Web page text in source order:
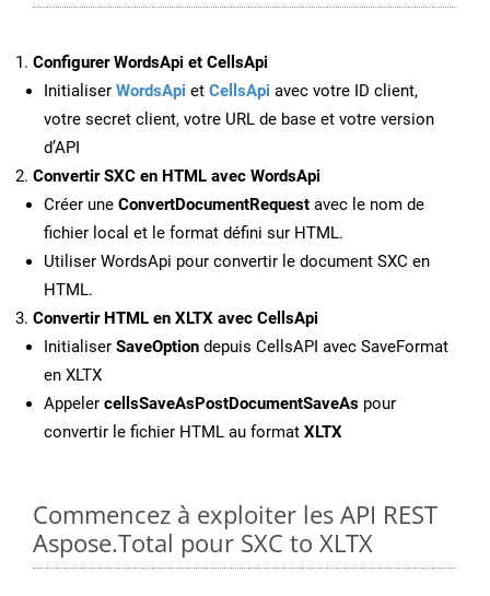
Configurer WordsApi et CellsApi
Initialiser WordsApi et CellsApi avec votre ID client,
votre secret client, votre URL de base et votre version
d’API
Convertir SXC en HTML avec WordsApi
Créer une ConvertDocumentRequest avec le nom de
fichier local et le format défini sur HTML.
Utiliser WordsApi pour convertir le document SXC en
HTML.
Convertir HTML en XLTX avec CellsApi
Initialiser SaveOption depuis CellsAPI avec SaveFormat
en XLTX
Appeler cellsSaveAsPostDocumentSaveAs pour
convertir le fichier HTML au format XLTX
Commencez à exploiter les API REST
Aspose.Total pour SXC to XLTX